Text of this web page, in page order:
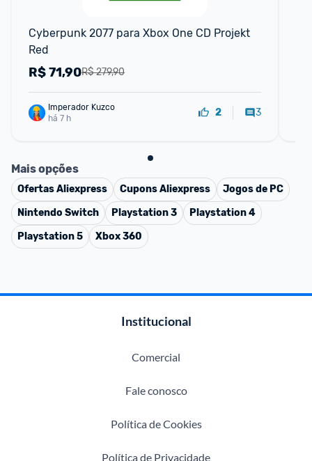
Cyberpunk 2077 para Xbox One CD Projekt
Red
R$ 279,90
R$71,90
Imperador Kuzco
há 7 h
2 3
Mais opções
OfertasAliexpress CuponsAliexpress
Jogos de PC
Nintendo Switch
Playstation 3
Playstation 4
Playstation 5
Xbox 360
Institucional
Comercial
Fale conosco
Política de Cookies
Política de Privacidade